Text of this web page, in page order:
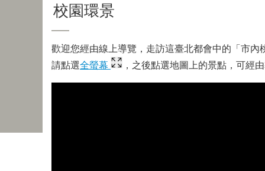
校園環景
歡迎您經由線上導覽，走訪這臺北都會中的「市
請點選全螢幕 ，之後點選地圖上的景點，可經